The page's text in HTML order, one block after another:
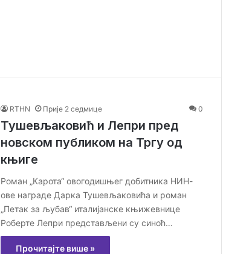
RTHN Прије 2 седмице 0
Тушевљаковић и Лепри пред
новском публиком на Тргу од
књиге
Роман „Карота“ овогодишњег добитника НИН-
ове награде Дарка Тушевљаковића и роман
„Петак за љубав“ италијанске књижевнице
Роберте Лепри представљени су синоћ…
Прочитајте више »